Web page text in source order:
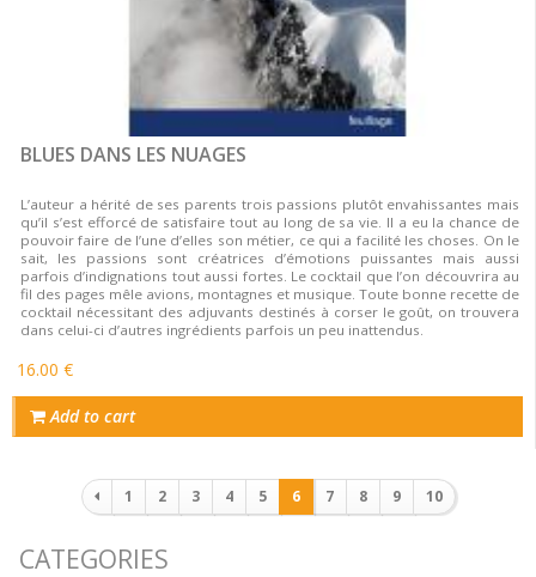
BLUES DANS LES NUAGES
L’auteur a hérité de ses parents trois passions plutôt envahissantes mais
qu’il s’est efforcé de satisfaire tout au long de sa vie. Il a eu la chance de
pouvoir faire de l’une d’elles son métier, ce qui a facilité les choses. On le
sait, les passions sont créatrices d’émotions puissantes mais aussi
parfois d’indignations tout aussi fortes. Le cocktail que l’on découvrira au
fil des pages mêle avions, montagnes et musique. Toute bonne recette de
cocktail nécessitant des adjuvants destinés à corser le goût, on trouvera
dans celui-ci d’autres ingrédients parfois un peu inattendus.
16.00 €
Add to cart
Pagination
1 2 3 4 5 6 7 8 9 10
CATEGORIES